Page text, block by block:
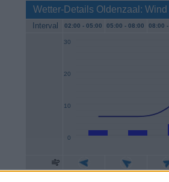
Wetter-Details Oldenzaal: Wind
Interval 02:00 - 05:00 05:00 - 08:00 08:00 -
0
10
20
30